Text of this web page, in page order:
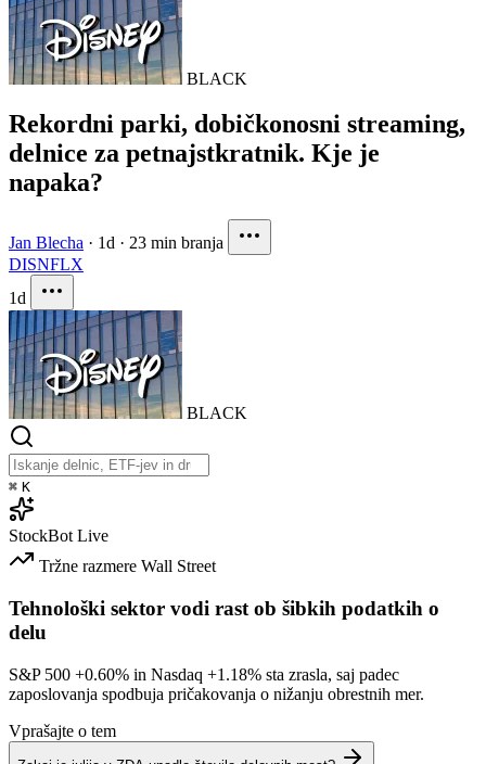
BLACK
Rekordni parki, dobičkonosni streaming,
delnice za petnajstkratnik. Kje je
napaka?
Jan Blecha · 1d · 23 min branja
DISNFLX
1d
BLACK
⌘ K
StockBot Live
Tržne razmere Wall Street
Tehnološki sektor vodi rast ob šibkih podatkih o
delu
S&P 500 +0.60% in Nasdaq +1.18% sta zrasla, saj padec
zaposlovanja spodbuja pričakovanja o nižanju obrestnih mer.
Vprašajte o tem